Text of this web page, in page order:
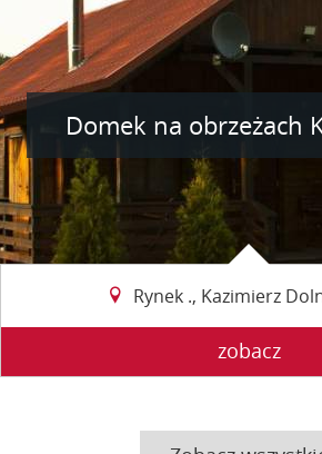
Domek na obrzeżach
Rynek ., Kazimierz
zobacz